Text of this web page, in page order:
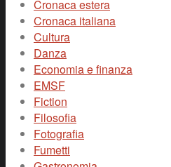
Cronaca estera
Cronaca italiana
Cultura
Danza
Economia e finanza
EMSF
Fiction
Filosofia
Fotografia
Fumetti